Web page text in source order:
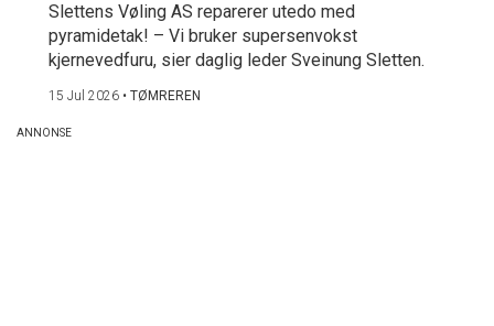
Slettens Vøling AS reparerer utedo med
pyramidetak! – Vi bruker supersenvokst
kjernevedfuru, sier daglig leder Sveinung Sletten.
15 Jul 2026 • TØMREREN